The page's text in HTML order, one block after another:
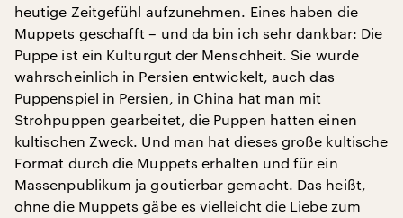
heutige Zeitgefühl aufzunehmen. Eines haben die
Muppets geschafft – und da bin ich sehr dankbar: Die
Puppe ist ein Kulturgut der Menschheit. Sie wurde
wahrscheinlich in Persien entwickelt, auch das
Puppenspiel in Persien, in China hat man mit
Strohpuppen gearbeitet, die Puppen hatten einen
kultischen Zweck. Und man hat dieses große kultische
Format durch die Muppets erhalten und für ein
Massenpublikum ja goutierbar gemacht. Das heißt,
ohne die Muppets gäbe es vielleicht die Liebe zum